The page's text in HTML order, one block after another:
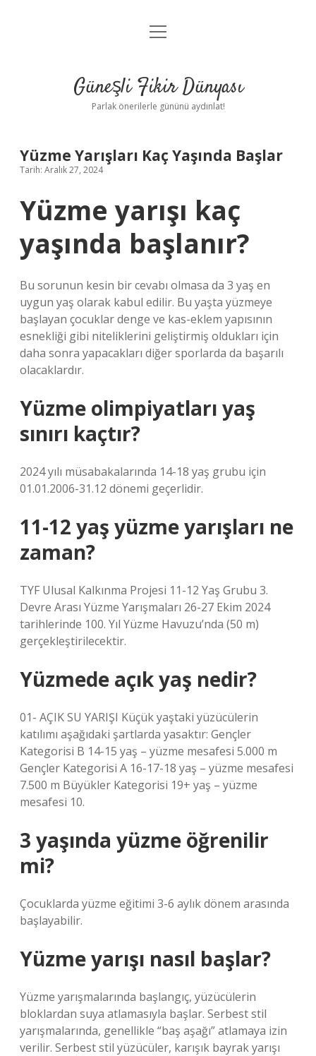
Anasayfa
Yasal Uyarı
menüyü
Güneşli Fikir Dünyası
Parlak önerilerle gününü aydınlat!
Yüzme Yarışları Kaç Yaşında Başlar
Tarih: Aralık 27, 2024
Yüzme yarışı kaç
yaşında başlanır?
Bu sorunun kesin bir cevabı olmasa da 3 yaş en
uygun yaş olarak kabul edilir. Bu yaşta yüzmeye
başlayan çocuklar denge ve kas-eklem yapısının
esnekliği gibi niteliklerini geliştirmiş oldukları için
daha sonra yapacakları diğer sporlarda da başarılı
olacaklardır.
Yüzme olimpiyatları yaş
sınırı kaçtır?
2024 yılı müsabakalarında 14-18 yaş grubu için
01.01.2006-31.12 dönemi geçerlidir.
11-12 yaş yüzme yarışları ne
zaman?
TYF Ulusal Kalkınma Projesi 11-12 Yaş Grubu 3.
Devre Arası Yüzme Yarışmaları 26-27 Ekim 2024
tarihlerinde 100. Yıl Yüzme Havuzu’nda (50 m)
gerçekleştirilecektir.
Yüzmede açık yaş nedir?
01- AÇIK SU YARIŞI Küçük yaştaki yüzücülerin
katılımı aşağıdaki şartlarda yasaktır: Gençler
Kategorisi B 14-15 yaş – yüzme mesafesi 5.000 m
Gençler Kategorisi A 16-17-18 yaş – yüzme mesafesi
7.500 m Büyükler Kategorisi 19+ yaş – yüzme
mesafesi 10.
3 yaşında yüzme öğrenilir
mi?
Çocuklarda yüzme eğitimi 3-6 aylık dönem arasında
başlayabilir.
Yüzme yarışı nasıl başlar?
Yüzme yarışmalarında başlangıç, yüzücülerin
bloklardan suya atlamasıyla başlar. Serbest stil
yarışmalarında, genellikle “baş aşağı” atlamaya izin
verilir. Serbest stil yüzücüler, karışık bayrak yarışı